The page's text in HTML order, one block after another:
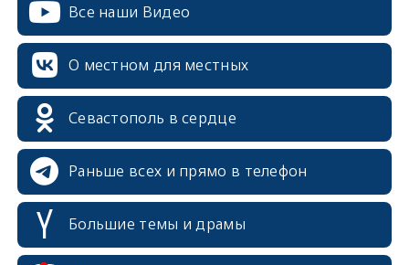
Все наши Видео
О местном для местных
Севастополь в сердце
Раньше всех и прямо в телефон
Большие темы и драмы